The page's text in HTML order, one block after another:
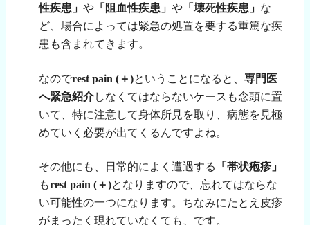
性疾患」や 「阻血性疾患」や 「壊死性疾患」 な
ど、場合によっては緊急の処置を要する重篤な疾
患も含まれてきます。
なのでrest pain ( ＋)ということになると、専門医
へ緊急紹介しなくてはならないケースも念頭に置
いて、特に注意して身体所見を取り、病態を見極
めていく必要が出てくるんですよね。
その他にも、日常的によく遭遇する
「帯状疱疹」
もrest pain ( ＋)となりますので、忘れてはならな
い可能性の一つになります。ちなみにたとえ皮疹
がまったく現れていなくても、です。